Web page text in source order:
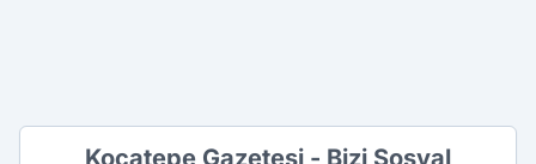
Kocatepe Gazetesi - Bizi Sosyal